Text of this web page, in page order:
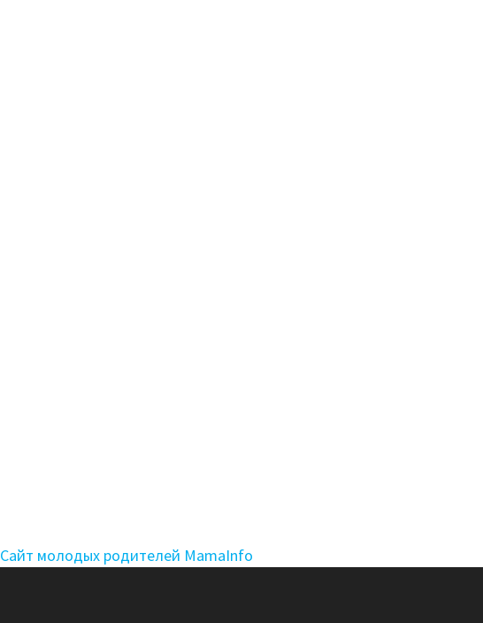
Сайт молодых родителей MamaInfo